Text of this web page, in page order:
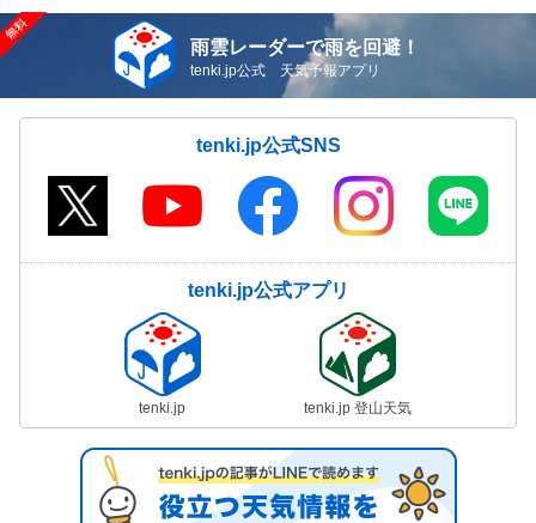
雨雲レーダーで雨を回避！
tenki.jp公式 天気予報アプリ
tenki.jp公式SNS
tenki.jp公式アプリ
tenki.jp tenki.jp 登山天気